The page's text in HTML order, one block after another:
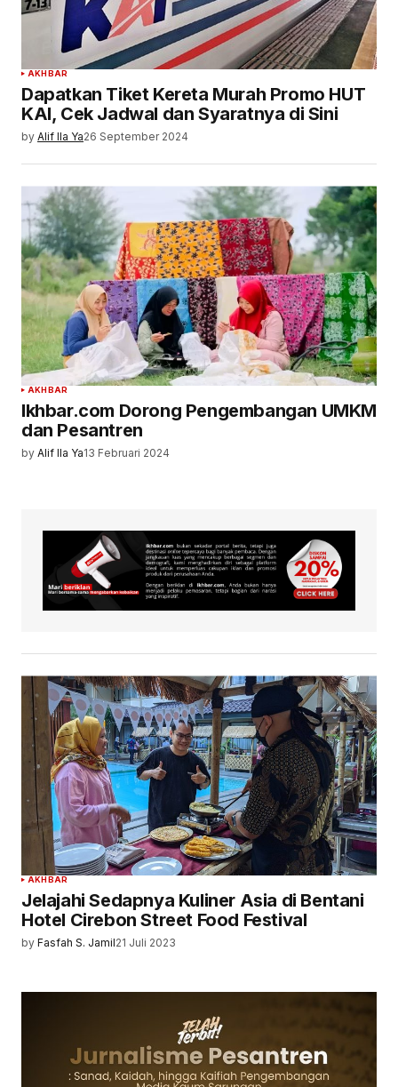
AKHBAR
Dapatkan Tiket Kereta Murah Promo HUT
KAI, Cek Jadwal dan Syaratnya di Sini
by Alif Ila Ya26 September 2024
AKHBAR
Ikhbar.com Dorong Pengembangan UMKM
dan Pesantren
by Alif Ila Ya13 Februari 2024
AKHBAR
Jelajahi Sedapnya Kuliner Asia di Bentani
Hotel Cirebon Street Food Festival
by Fasfah S. Jamil21 Juli 2023